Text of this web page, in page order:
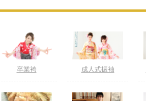
卒業袴 成人式振袖